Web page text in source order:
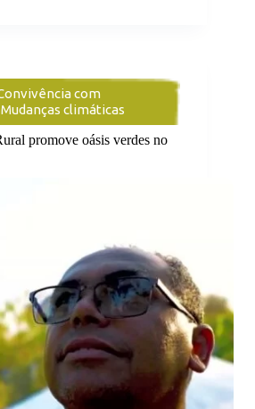
com
Mudanças climáticas
promove oásis verdes no